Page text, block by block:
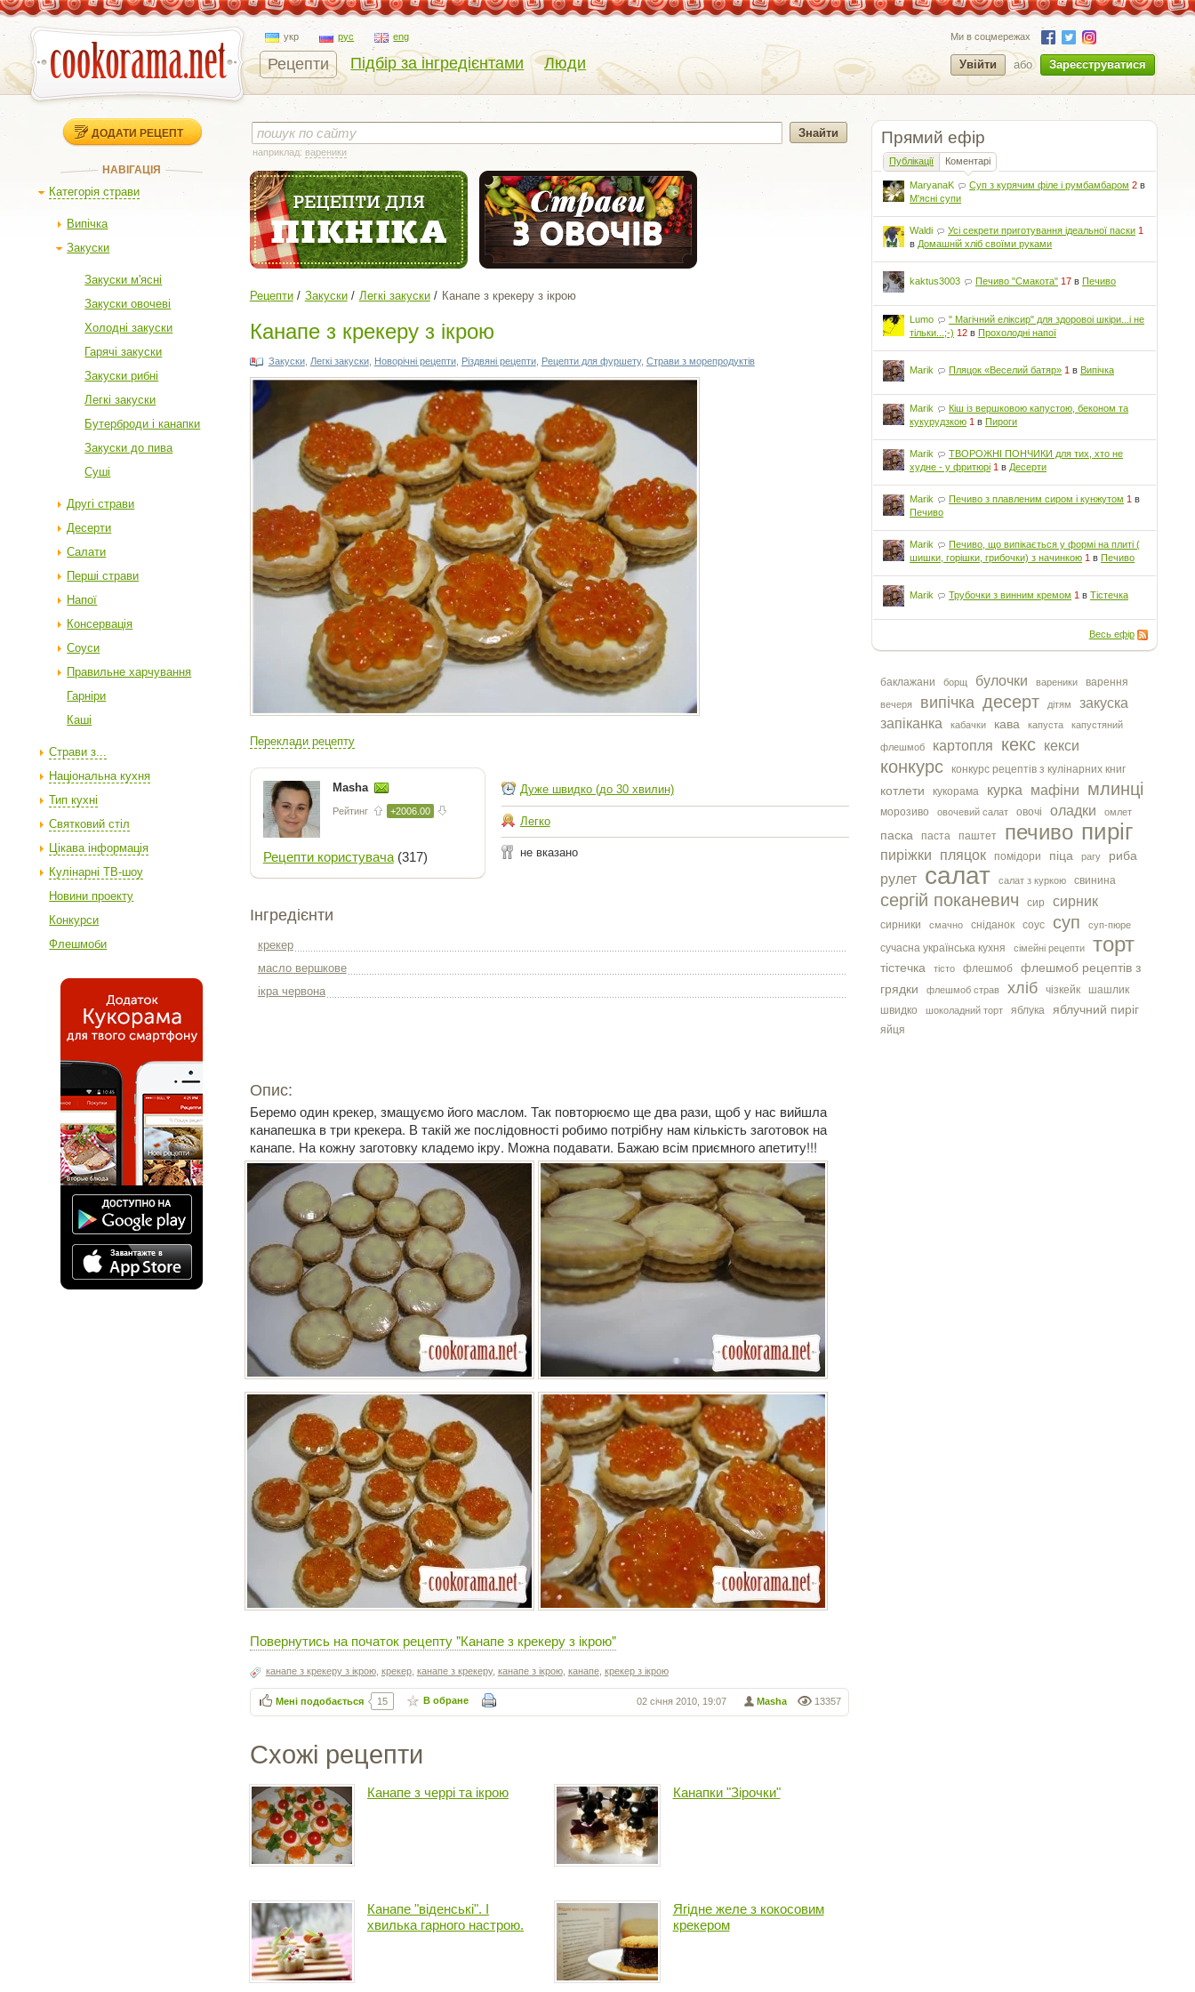
укр рус eng
Рецепти Підбір за інгредієнтами Люди
Ми в соцмережах
Увійти або Зареєструватися
ДОДАТИ РЕЦЕПТ
НАВІГАЦІЯ
Категорія страви
Випічка
Закуски
Закуски м'ясні
Закуски овочеві
Холодні закуски
Гарячі закуски
Закуски рибні
Легкі закуски
Бутерброди і канапки
Закуски до пива
Суші
Другі страви
Десерти
Салати
Перші страви
Напої
Консервація
Соуси
Правильне харчування
Гарніри
Каші
Страви з...
Національна кухня
Тип кухні
Святковий стіл
Цікава інформація
Кулінарні ТВ-шоу
Новини проекту
Конкурси
Флешмоби
Прямий ефір
Публікації Коментарі
MaryanaK Суп з курячим філе і румбамбаром 2 в
М'ясні супи
Waldi Усі секрети приготування ідеальної паски 1
в Домашній хліб своїми руками
kaktus3003 Печиво "Смакота" 17 вПечиво
Lumo
" Магічний еліксир" для здоровоі шкіри...і не
тільки...;-) 12 вПрохолодні напої
Marik Пляцок «Веселий батяр» 1 вВипічка
Marik
Кіш із вершковою капустою, беконом та
кукурудзкою 1 вПироги
Marik
ТВОРОЖНІ ПОНЧИКИ для тих, хто не
худне - у фритюрі 1 в Десерти
Marik Печиво з плавленим сиром і кунжутом 1 в
Печиво
Marik
Печиво, що випікається у формі на плиті (
шишки, горішки, грибочки) з начинкою 1 вПечиво
Marik Трубочки з винним кремом 1 вТістечка
Весь ефір
баклажани борщ булочки вареники варення
вечеря випічка десерт дітям
закуска
запіканка
кабачки кава капуста капустяний
флешмоб картопля кекс кекси
конкурс конкурс рецептів з кулінарних книг
котлети кукорама курка мафіни млинці
морозиво овочевий салат овочі оладки омлет
паска паста паштет печиво пиріг
пиріжки пляцок помідори піца рагу риба
рулет салат салат з куркою свинина
сергiй поканевич сир сирник
сирники смачно сніданок соус суп суп-пюре
сучасна українська кухня сімейні рецепти торт
тістечка тісто флешмоб
флешмоб рецептів з
грядки
флешмоб страв хліб чізкейк
шашлик
швидко
шоколадний торт яблука яблучний пиріг
яйця
наприклад: вареники
Рецепти Закуски Легкі закуски Канапе з крекеру з ікрою
Канапе з крекеру з ікрою
Закуски, Легкі закуски, Новорічні рецепти, Різдвяні рецепти, Рецепти для фуршету, Страви з морепродуктів
Переклади рецепту
Masha
Рейтинг +2006.00
Рецепти користувача(317)
Дуже швидко (до 30 хвилин)
Легко
не вказано
Інгредієнти
крекер
масло вершкове
ікра червона
Опис:
Беремо один крекер, змащуємо його маслом. Так повторюємо ще два рази, щоб у нас вийшла
канапешка в три крекера. В такій же послідовності робимо потрібну нам кількість заготовок на
канапе. На кожну заготовку кладемо ікру. Можна подавати. Бажаю всім приємного апетиту!!!
Повернутись на початок рецепту "Канапе з крекеру з ікрою"
канапе з крекеру з ікрою, крекер, канапе з крекеру, канапе з ікрою, канапе, крекер з ікрою
13357
Masha
02 січня 2010, 19:07
Мені подобається 15 В обране
Схожі рецепти
Канапе з черрі та ікрою Канапки "Зірочки"
Канапе "віденські". І
хвилька гарного настрою.
Ягідне желе з кокосовим
крекером